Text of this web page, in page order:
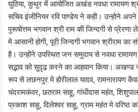
घुठिया, कुथुर में आयोजित अखंड नवधा रामायण
सचिव इंजीनियर रवि पाण्डेय ने कही। उन्होने अपने
पुरूषोत्तम भगवान श्री राम की जिन्दगी से
मे आसानी होगी, पूरी जिन्दगी भगवान श्रीराम
है। उन्होंने उपस्थित जन समुदाय से नवधा
सद्भाव को सुदृढ़ करने का आहवान किया। अखण्ड
रूप से लछनपुर मे होरीलाल यादव, रामनारायण
चंदरामकंवर, छतराम साहू, गांधीदास महंत,
प्रकाश साहू, दिलेश्वर साहू, ग्राम महंत मे वरिष्ठ